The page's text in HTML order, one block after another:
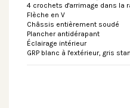
4 crochets d'arrimage dans la
Flèche en V
Châssis entièrement soudé
Plancher antidérapant
Éclairage intérieur
GRP blanc à l'extérieur, gris